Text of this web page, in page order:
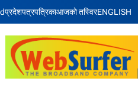
प्रदेशपत्रपत्रिकाआजकाे तस्विरENGLISH